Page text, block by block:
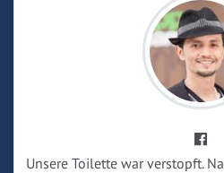
Unsere Toilette war verstopft.